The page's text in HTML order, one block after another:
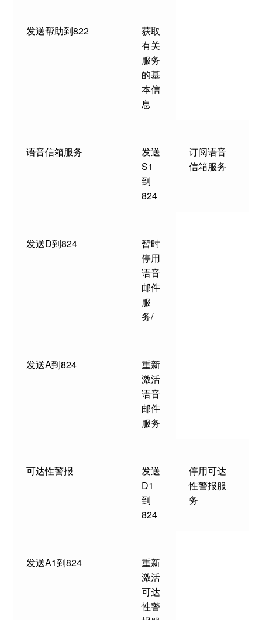
发送帮助到822
获取
有关
服务
的基
本信
息
语音信箱服务
发送
S1
到
824
订阅语音
信箱服务
发送D到824
暂时
停用
语音
邮件
服
务/
发送A到824
重新
激活
语音
邮件
服务
可达性警报
发送
D1
到
824
停用可达
性警报服
务
发送A1到824
重新
激活
可达
性警